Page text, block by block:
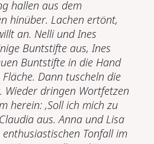
hallen aus dem
hinüber. Lachen ertönt,
an. Nelli und Ines
Buntstifte aus, Ines
Buntstifte in die Hand
Dann tuscheln die
Wieder dringen Wortfetzen
herein: ‚Soll ich mich zu
aus. Anna und Lisa
Tonfall im